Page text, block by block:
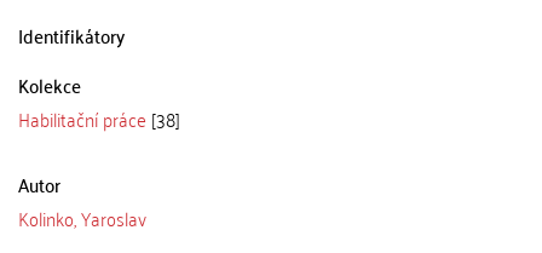
Identifikátory
Kolekce
Habilitační práce [38]
Autor
Kolinko, Yaroslav